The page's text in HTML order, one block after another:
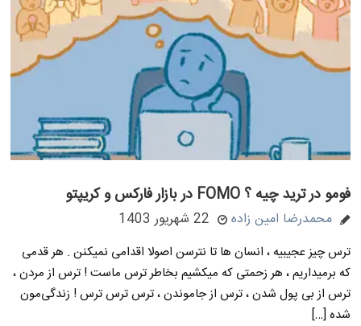
فومو در ترید چیه ؟ FOMO در بازار فارکس و کریپتو
محمدرضا امین زاده 22 شهریور 1403
ترس چیز عجیبیه ، انسان ها تا نترسن اصولا اقدامی نمیکنن . هر قدمی
که برمیداریم ، هر زحمتی که میکشیم بخاطر ترس ماست ! ترس از مردن ،
ترس از بی پول شدن ، ترس از جاموندن ، ترس ترس ترس ! زندگی‌مون
شده […]